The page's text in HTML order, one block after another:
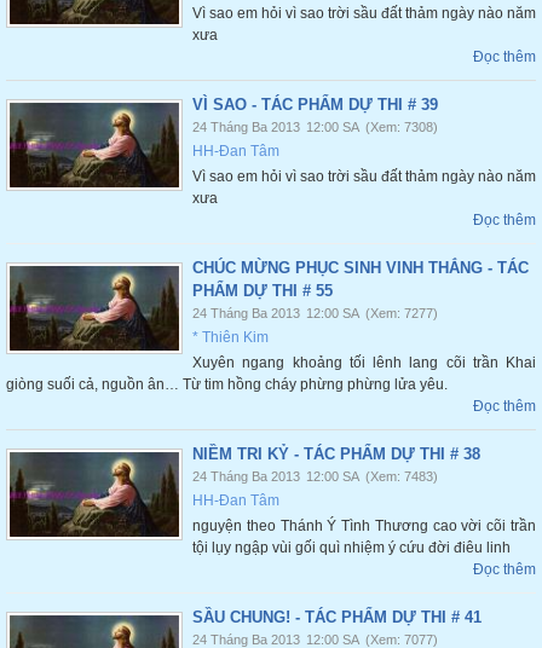
Vì sao em hỏi vì sao trời sầu đất thảm ngày nào năm
xưa
Đọc thêm
VÌ SAO - TÁC PHẨM DỰ THI # 39
24 Tháng Ba 2013 12:00 SA (Xem: 7308)
HH-Đan Tâm
Vì sao em hỏi vì sao trời sầu đất thảm ngày nào năm
xưa
Đọc thêm
CHÚC MỪNG PHỤC SINH VINH THẮNG - TÁC
PHẨM DỰ THI # 55
24 Tháng Ba 2013 12:00 SA (Xem: 7277)
* Thiên Kim
Xuyên ngang khoảng tối lênh lang cõi trần Khai
giòng suối cả, nguồn ân… Từ tim hồng cháy phừng phừng lửa yêu.
Đọc thêm
NIỀM TRI KỶ - TÁC PHẨM DỰ THI # 38
24 Tháng Ba 2013 12:00 SA (Xem: 7483)
HH-Đan Tâm
nguyện theo Thánh Ý Tình Thương cao vời cõi trần
tội lụy ngập vùi gối quì nhiệm ý cứu đời điêu linh
Đọc thêm
SẦU CHUNG! - TÁC PHẨM DỰ THI # 41
24 Tháng Ba 2013 12:00 SA (Xem: 7077)